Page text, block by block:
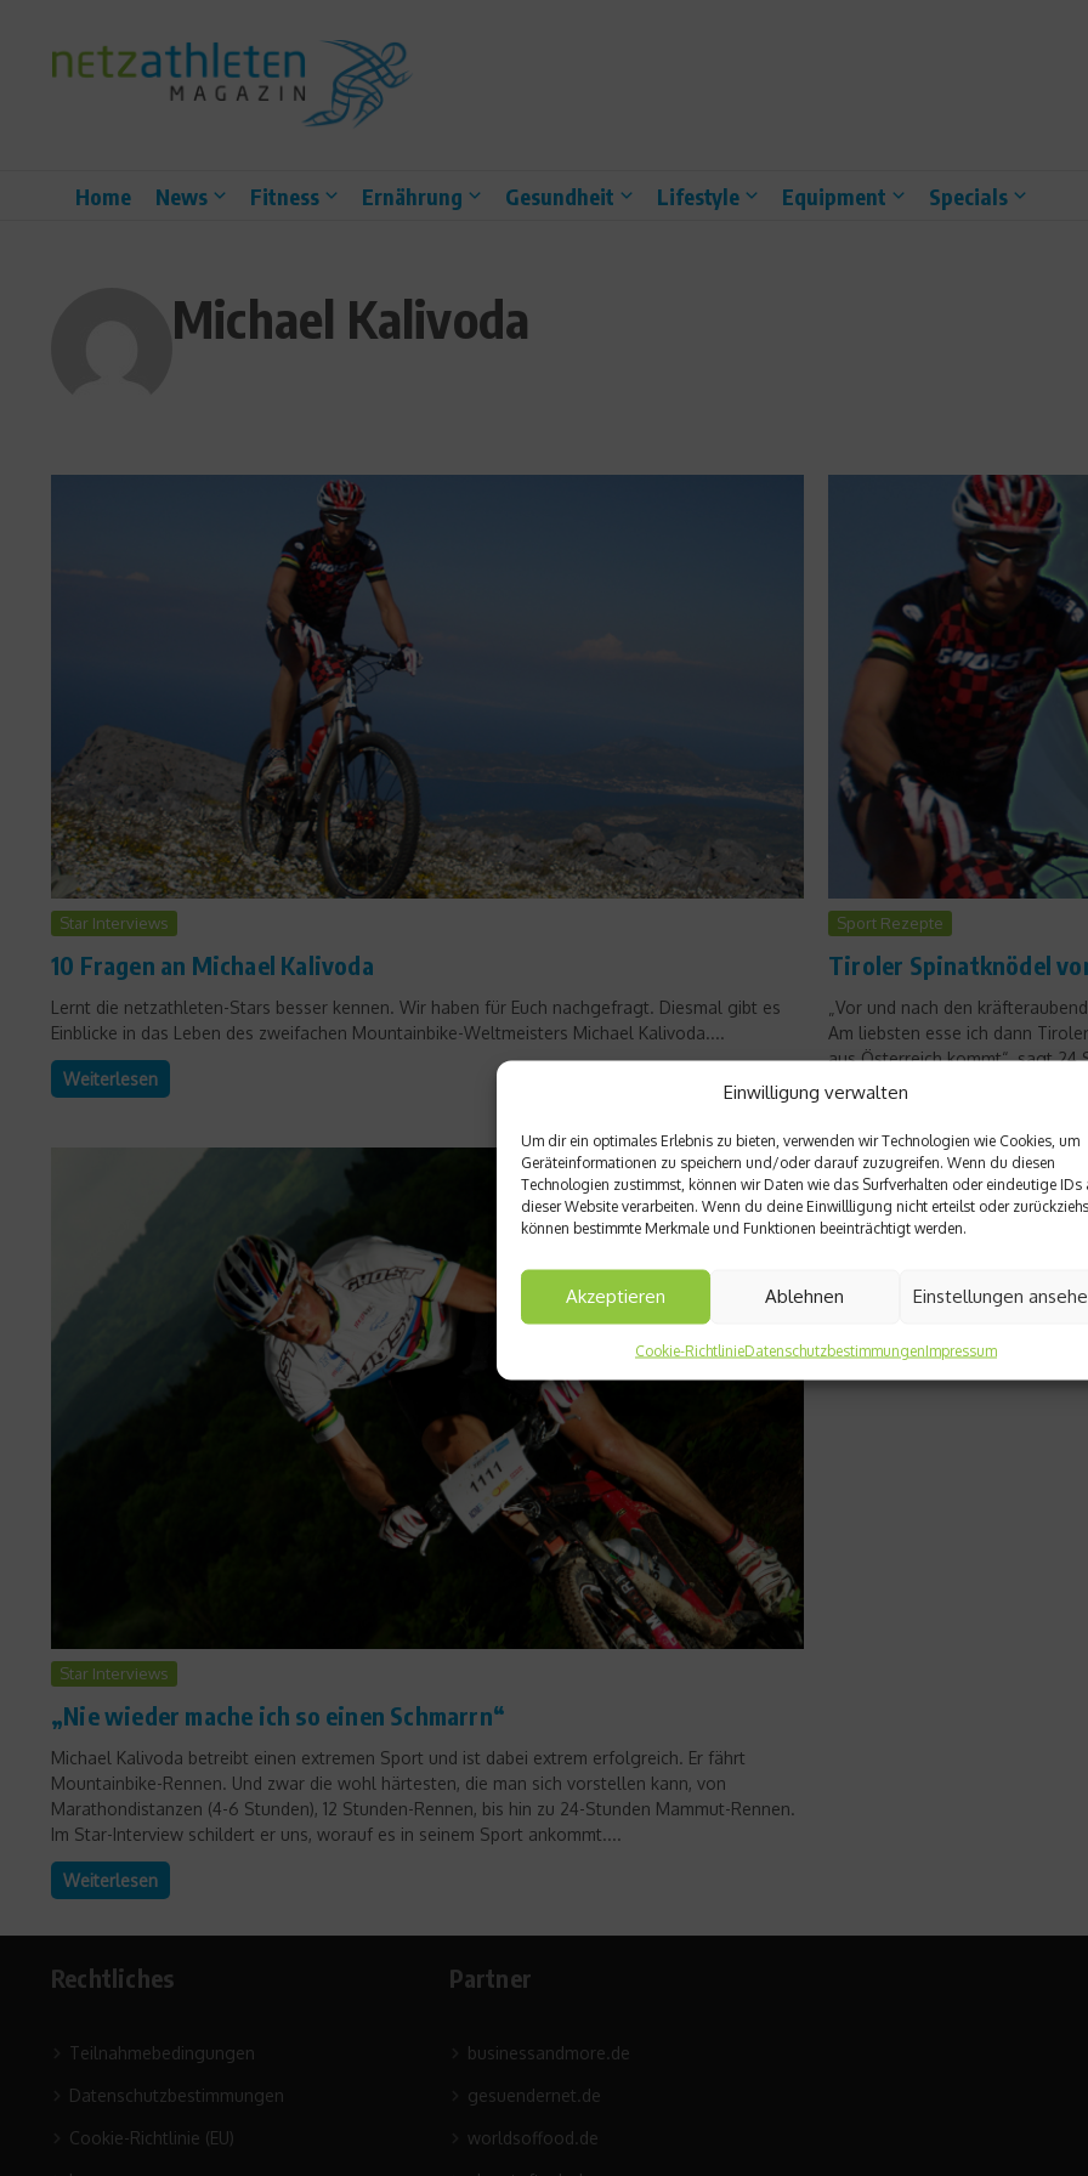
Einwilligung verwalten
Um dir ein optimales Erlebnis zu bieten, verwenden wir Technologien wie Cookies, um
Geräteinformationen zu speichern und/oder darauf zuzugreifen. Wenn du diesen
Technologien zustimmst, können wir Daten wie das Surfverhalten oder eindeutige IDs
dieser Website verarbeiten. Wenn du deine Einwillligung nicht erteilst oder
können bestimmte Merkmale und Funktionen beeinträchtigt werden.
Akzeptieren Ablehnen Einstellungen
Cookie-RichtlinieDatenschutzbestimmungenImpressum
Home News Fitness Ernährung Gesundheit Lifestyle Equipment Specials
Michael Kalivoda
Star Interviews
10 Fragen an Michael Kalivoda
Lernt die netzathleten-Stars besser kennen. Wir haben für Euch nachgefragt. Diesmal gibt es
Einblicke in das Leben des zweifachen Mountainbike-Weltmeisters Michael Kalivoda....
Weiterlesen
Sport Rezepte
Tiroler Spinatknödel
„Vor und nach den
Am liebsten esse ich dann
aus Österreich kommt“, sagt 24
Weiterlesen
Star Interviews
„Nie wieder mache ich so einen Schmarrn“
Michael Kalivoda betreibt einen extremen Sport und ist dabei extrem erfolgreich. Er fährt
Mountainbike-Rennen. Und zwar die wohl härtesten, die man sich vorstellen kann, von
Marathondistanzen (4-6 Stunden), 12 Stunden-Rennen, bis hin zu 24-Stunden Mammut-Rennen.
Im Star-Interview schildert er uns, worauf es in seinem Sport ankommt....
Weiterlesen
Rechtliches
Teilnahmebedingungen
Datenschutzbestimmungen
Cookie-Richtlinie (EU)
Partner
businessandmore.de
gesuendernet.de
worldsoffood.de